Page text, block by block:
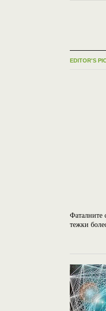
EDITOR'S
Фаталните
тежки